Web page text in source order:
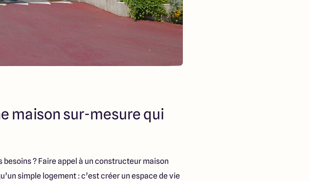
maison sur-mesure qui
besoins ? Faire appel à un constructeur maison
simple logement : c’est créer un espace de vie